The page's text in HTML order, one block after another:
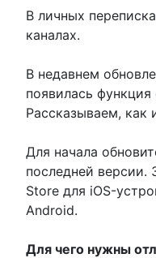
В личных
каналах.
В недавнем
появилась
Рассказываем, как
Для начала
последней версии.
Store для iOS-
Android.
Для чего нужны